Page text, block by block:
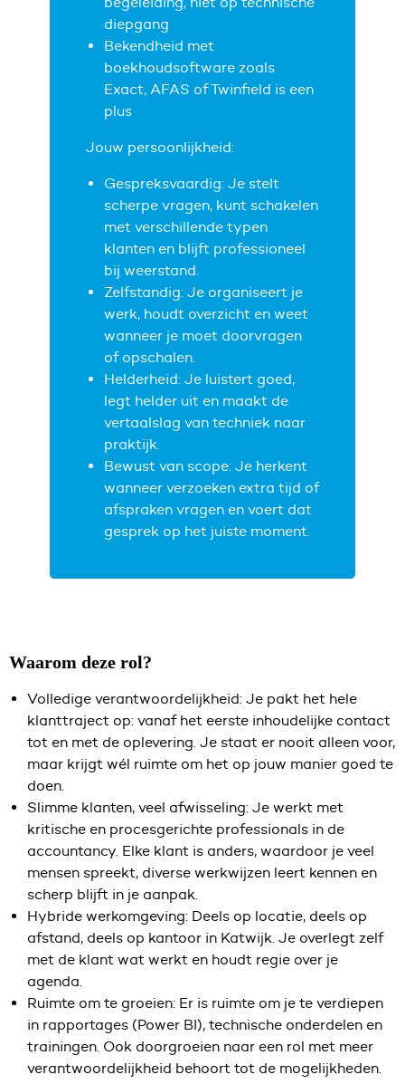
diepgang
Bekendheid met
boekhoudsoftware zoals
Exact, AFAS of Twinfield is een
plus
Jouw persoonlijkheid:
Gespreksvaardig: Je stelt
scherpe vragen, kunt schakelen
met verschillende typen
klanten en blijft professioneel
bij weerstand.
Zelfstandig: Je organiseert je
werk, houdt overzicht en weet
wanneer je moet doorvragen
of opschalen.
Helderheid: Je luistert goed,
legt helder uit en maakt de
vertaalslag van techniek naar
praktijk.
Bewust van scope: Je herkent
wanneer verzoeken extra tijd of
afspraken vragen en voert dat
gesprek op het juiste moment.
Waarom deze rol?
Volledige verantwoordelijkheid: Je pakt het hele
klanttraject op: vanaf het eerste inhoudelijke contact
tot en met de oplevering. Je staat er nooit alleen voor,
maar krijgt wél ruimte om het op jouw manier goed te
doen.
Slimme klanten, veel afwisseling: Je werkt met
kritische en procesgerichte professionals in de
accountancy. Elke klant is anders, waardoor je veel
mensen spreekt, diverse werkwijzen leert kennen en
scherp blijft in je aanpak.
Hybride werkomgeving: Deels op locatie, deels op
afstand, deels op kantoor in Katwijk. Je overlegt zelf
met de klant wat werkt en houdt regie over je
agenda.
Ruimte om te groeien: Er is ruimte om je te verdiepen
in rapportages (Power BI), technische onderdelen en
trainingen. Ook doorgroeien naar een rol met meer
verantwoordelijkheid behoort tot de mogelijkheden.